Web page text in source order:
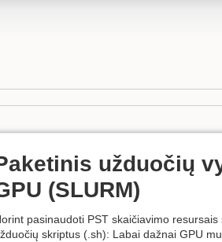
užduočių
(SLURM)
pasinaudoti PST skaičiavimo
skriptus (.sh): Labai dažnai GPU